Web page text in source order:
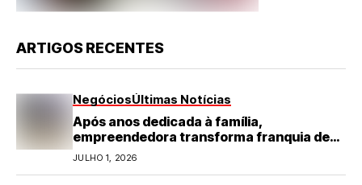
ARTIGOS RECENTES
NegóciosÚltimas Notícias
Após anos dedicada à família,
empreendedora transforma franquia de
turismo em negócio de destaque no RN
JULHO 1, 2026